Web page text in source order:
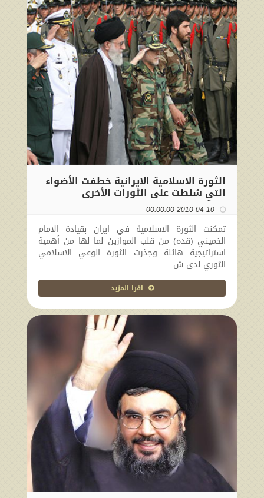
الثورة الاسلامية الايرانية خطفت الأضواء
التي سُلطت على الثورات الأخرى
2010-04-10 00:00:00
تمكنت الثورة الاسلامية في ايران بقيادة الامام
الخميني (قده) من قلب الموازين لما لها من أهمية
استراتيجية هائلة وجذرت الثورة الوعي الاسلامي
الثوري لدى ش...
اقرا المزيد